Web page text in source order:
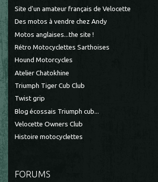
Site d'un amateur français de Velocette
Des motos à vendre chez Andy
Motos anglaises...the site !
Rétro Motocyclettes Sarthoises
Hound Motorcycles
Atelier Chatokhine
Triumph Tiger Cub Club
Twist grip
Blog écossais Triumph cub...
Velocette Owners Club
Histoire motocyclettes
FORUMS